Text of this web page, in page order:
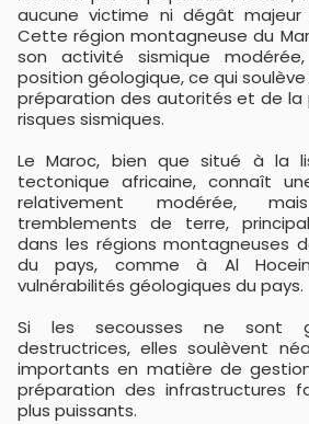
aucune victime ni dégât
Cette région montagneuse du
son activité sismique
position géologique, ce qui
préparation des autorités et de la
risques sismiques.
Le Maroc, bien que situé à la
tectonique africaine, connaît
relativement modérée,
tremblements de terre,
dans les régions montagneuses
du pays, comme à Al
vulnérabilités géologiques du pays.
Si les secousses ne sont
destructrices, elles soulèvent
importants en matière de
préparation des infrastructures
plus puissants.